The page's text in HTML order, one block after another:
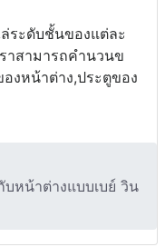
ระดับชั้นของแต่ละ
าสามารถคำนวนข
งหน้าต่าง,ประตูของ
หน้าต่างแบบเบย์ วิน